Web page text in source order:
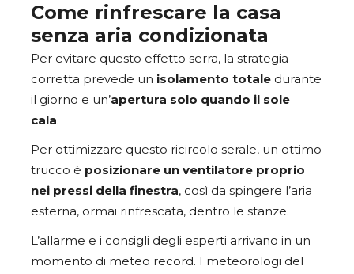
Come rinfrescare la casa
senza aria condizionata
Per evitare questo effetto serra, la strategia
corretta prevede un isolamento totale durante
il giorno e un’apertura solo quando il sole
cala.
Per ottimizzare questo ricircolo serale, un ottimo
trucco è posizionare un ventilatore proprio
nei pressi della finestra, così da spingere l’aria
esterna, ormai rinfrescata, dentro le stanze.
L’allarme e i consigli degli esperti arrivano in un
momento di meteo record. I meteorologi del